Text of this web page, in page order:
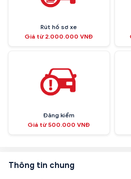
Rút hồ sơ xe
Giá từ 2.000.000 VNĐ
Đăng kiểm
Giá từ 500.000 VNĐ
Thông tin chung